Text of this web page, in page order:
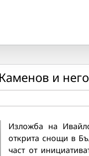
и
Изложба на
открита снощи в
част от